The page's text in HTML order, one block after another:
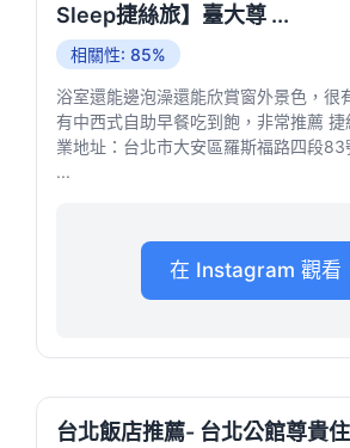
Sleep捷絲旅】臺大尊 ...
相關性: 85%
浴室還能邊泡澡還能欣賞窗外景色，很
有中西式自助早餐吃到飽，非常推薦
業地址：台北市大安區羅斯福路四段
...
在 Instagram 觀
台北飯店推薦- 台北公館尊貴